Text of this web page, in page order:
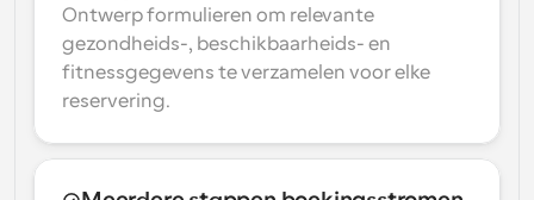
Ontwerp formulieren om relevante
gezondheids-, beschikbaarheids- en
fitnessgegevens te verzamelen voor elke
reservering.